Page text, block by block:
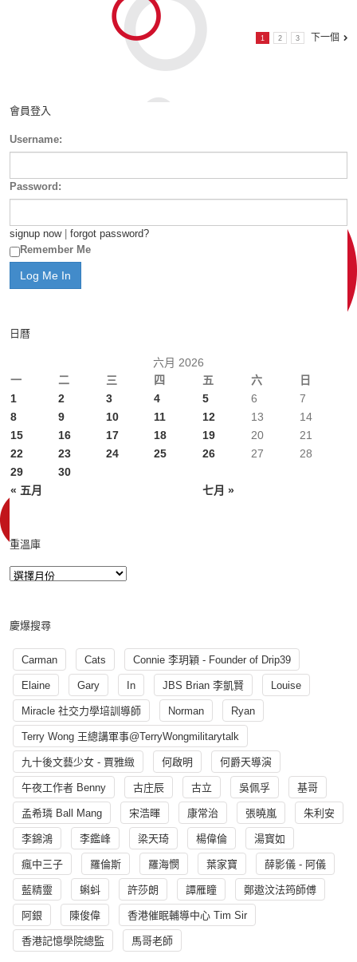
1 2 3 下一個
會員登入
Username:
Password:
signup now| forgot password?
Remember Me
日曆
六月 2026
一
二 三 四 五 六 日
« 五月 七月 »
1 2 3 4 5 6
7
8
9 10 11 12 13
14
15
16 17 18 19 20
21
22
23 24 25 26 27
28
29
30
重溫庫
慶爆搜尋
Carman Cats Connie 李玥穎 - Founder of Drip39
Elaine Gary In JBS Brian 李凱賢 Louise
Miracle 社交力學培訓導師 Norman Ryan
Terry Wong 王總講軍事@TerryWongmilitarytalk
九十後文藝少女 - 賈雅緻 何啟明 何爵天導演
午夜工作者 Benny 古庄辰 古立 吳佩孚 基哥
孟希璘 Ball Mang 宋浩暉 康常治 張曉嵐 朱利安
李錦鴻 李鑑峰 梁天琦 楊偉倫 湯寳如
瘋中三子 羅倫斯 羅海憫 葉家寶 薛影儀 - 阿儀
藍精靈 蝌蚪 許莎朗 譚雁瞳 鄭遨汶法筠師傅
阿銀 陳俊偉 香港催眠輔導中心 Tim Sir
香港記憶學院總監 馬哥老師